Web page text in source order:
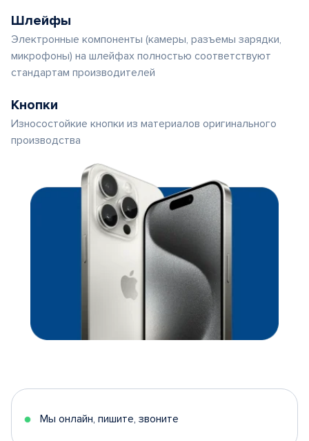
Шлейфы
Электронные компоненты (камеры, разъемы зарядки,
микрофоны) на шлейфах полностью соответствуют
стандартам производителей
Кнопки
Износостойкие кнопки из материалов оригинального
производства
Мы онлайн, пишите, звоните